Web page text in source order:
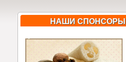
НАШИ СПОНСОРЫ